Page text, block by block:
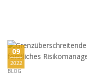
09
2022
BLOG